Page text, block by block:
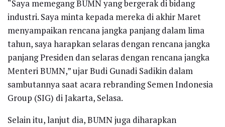
“Saya memegang BUMN yang bergerak di bidang
industri. Saya minta kepada mereka di akhir Maret
menyampaikan rencana jangka panjang dalam lima
tahun, saya harapkan selaras dengan rencana jangka
panjang Presiden dan selaras dengan rencana jangka
Menteri BUMN,” ujar Budi Gunadi Sadikin dalam
sambutannya saat acara rebranding Semen Indonesia
Group (SIG) di Jakarta, Selasa.
Selain itu, lanjut dia, BUMN juga diharapkan